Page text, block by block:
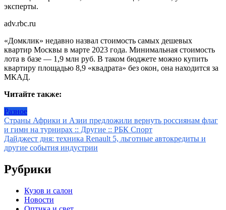
эксперты.
adv.rbc.ru
«Домклик» недавно назвал стоимость самых дешевых
квартир Москвы в марте 2023 года. Минимальная стоимость
лота в базе — 1,9 млн руб. В таком бюджете можно купить
квартиру площадью 8,9 «квадрата» без окон, она находится за
МКАД.
Читайте также:
Разное
Навигация
по
записям
Страны Африки и Азии предложили вернуть россиянам флаг
и гимн на турнирах :: Другие :: РБК Спорт
Дайджест дня: техника Renault 5, льготные автокредиты и
другие события индустрии
Рубрики
Кузов и салон
Новости